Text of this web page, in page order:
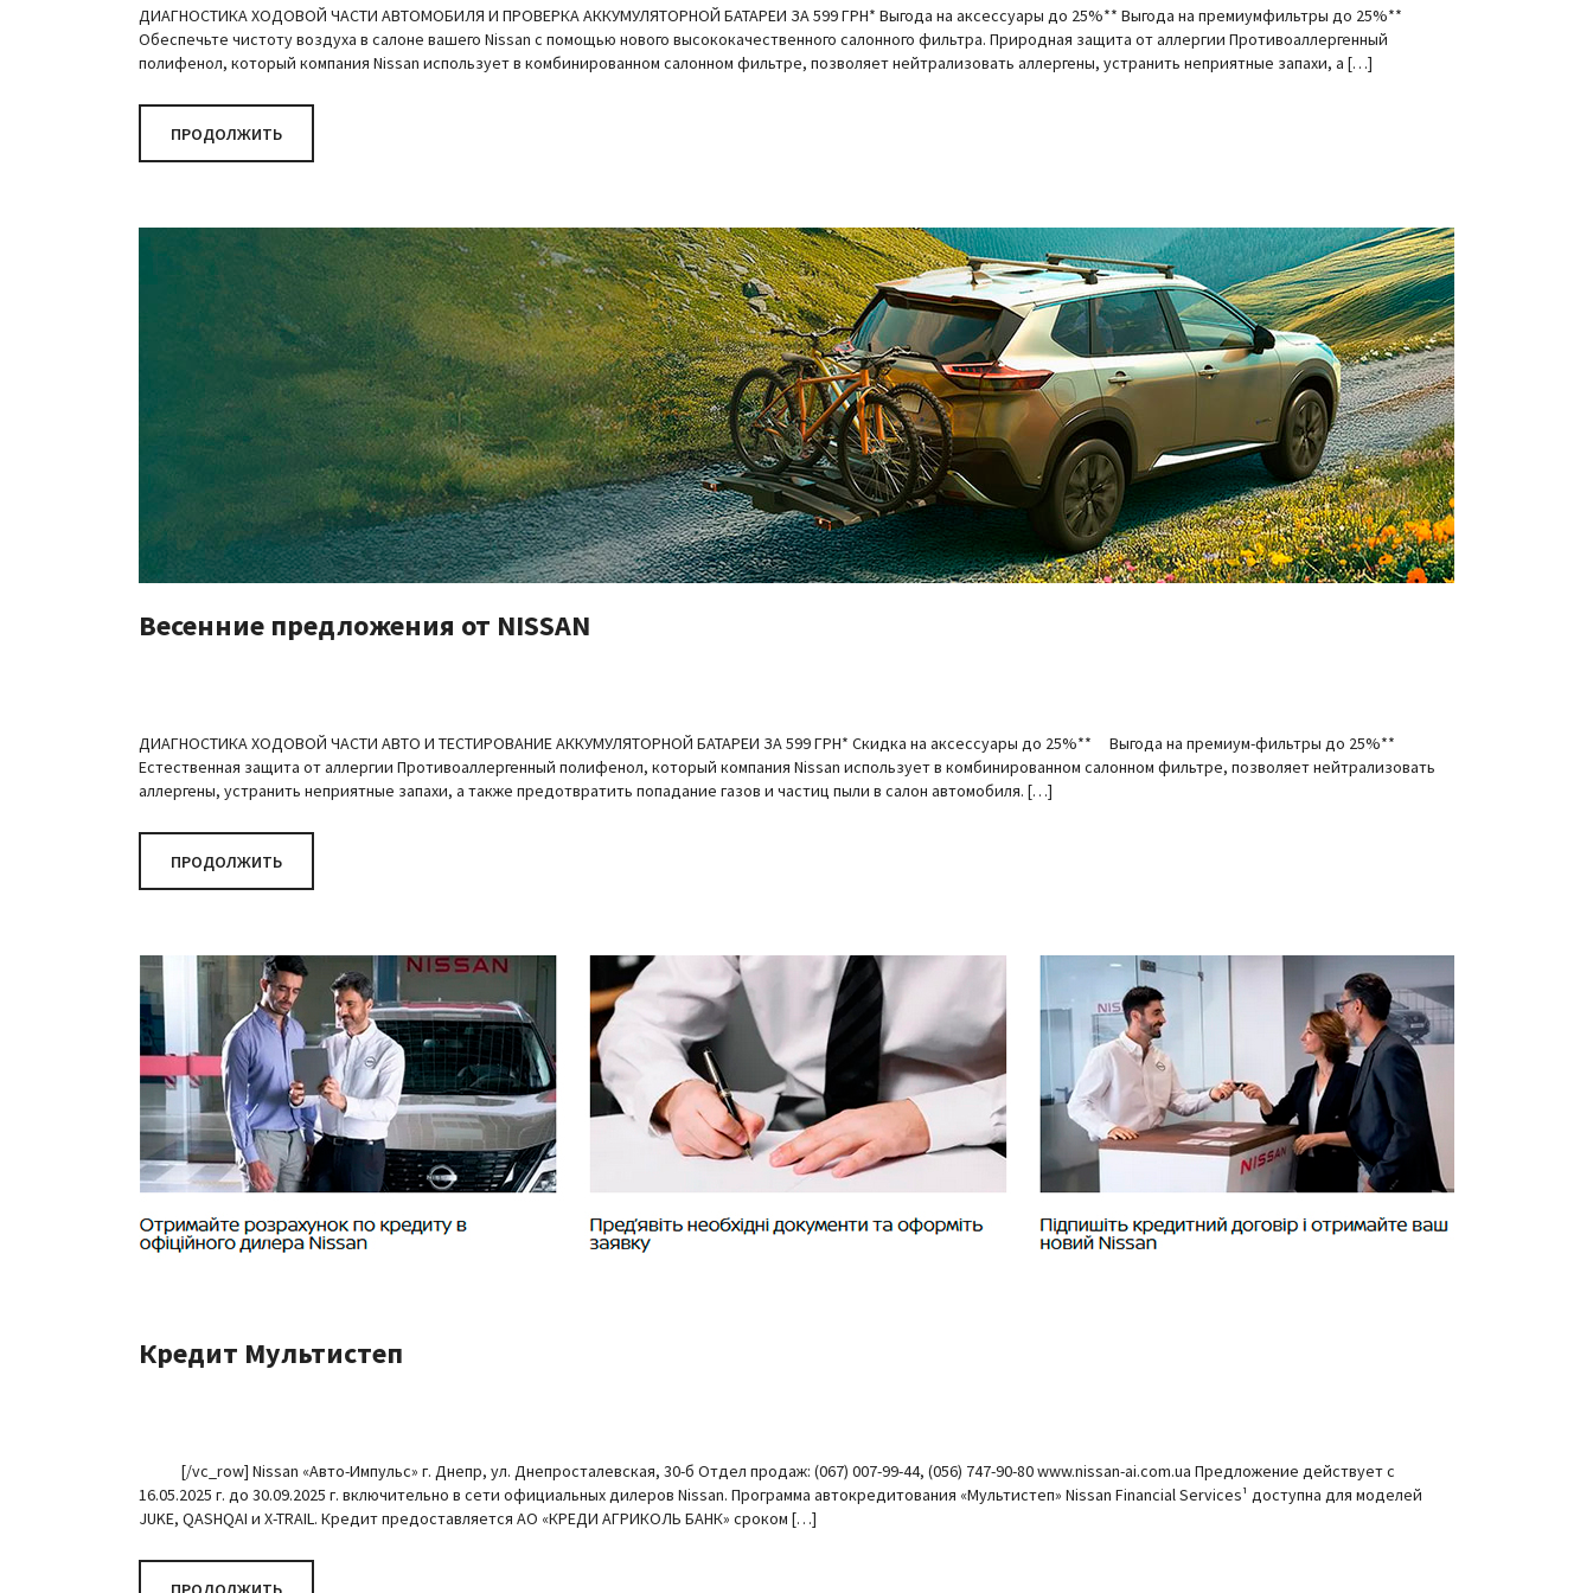
ДИАГНОСТИКА ХОДОВОЙ ЧАСТИ АВТОМОБИЛЯ И ПРОВЕРКА АККУМУЛЯТОРНОЙ БАТАРЕИ ЗА 599 ГРН* Выгода на аксессуары до 25%** Выгода на премиумфильтры до 25%**
Обеспечьте чистоту воздуха в салоне вашего Nissan с помощью нового высококачественного салонного фильтра. Природная защита от аллергии Противоаллергенный
полифенол, который компания Nissan использует в комбинированном салонном фильтре, позволяет нейтрализовать аллергены, устранить неприятные запахи, а […]
ПРОДОЛЖИТЬ
Весенние предложения от NISSAN
ДИАГНОСТИКА ХОДОВОЙ ЧАСТИ АВТО И ТЕСТИРОВАНИЕ АККУМУЛЯТОРНОЙ БАТАРЕИ ЗА 599 ГРН* Скидка на аксессуары до 25%** Выгода на премиум-фильтры до 25%**
Естественная защита от аллергии Противоаллергенный полифенол, который компания Nissan использует в комбинированном салонном фильтре, позволяет нейтрализовать
аллергены, устранить неприятные запахи, а также предотвратить попадание газов и частиц пыли в салон автомобиля. […]
ПРОДОЛЖИТЬ
Кредит Мультистеп
[/vc_row] Nissan «Авто-Импульс» г. Днепр, ул. Днепросталевская, 30-б Отдел продаж: (067) 007-99-44, (056) 747-90-80 www.nissan-ai.com.ua Предложение действует с
16.05.2025 г. до 30.09.2025 г. включительно в сети официальных дилеров Nissan. Программа автокредитования «Мультистеп» Nissan Financial Services¹ доступна для моделей
JUKE, QASHQAI и X-TRAIL. Кредит предоставляется АО «КРЕДИ АГРИКОЛЬ БАНК» сроком […]